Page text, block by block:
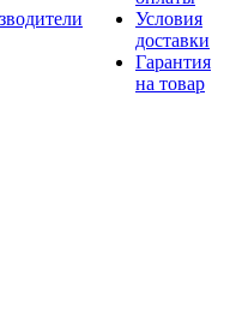
Условия
доставки
Гарантия
на товар